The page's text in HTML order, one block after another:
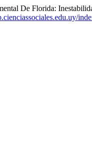
De Florida: